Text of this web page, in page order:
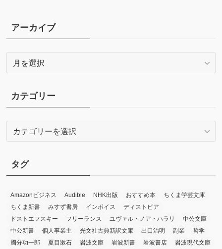
アーカイブ
イ
ブ
カテゴリー
リ
ー
タグ
Amazonビジネス Audible NHK出版 おすすめ本
ちくま学芸文庫
ちくま新書
みすず書房 インボイス
ディストピア
ドストエフスキー
フリーランス ユヴァル・ノア・ハラリ
中公文庫
中公新書
個人事業主 光文社古典新訳文庫 出口治明 副業
哲学
國分功一郎
夏目漱石 岩波文庫 岩波新書 岩波書店 岩波現代文庫